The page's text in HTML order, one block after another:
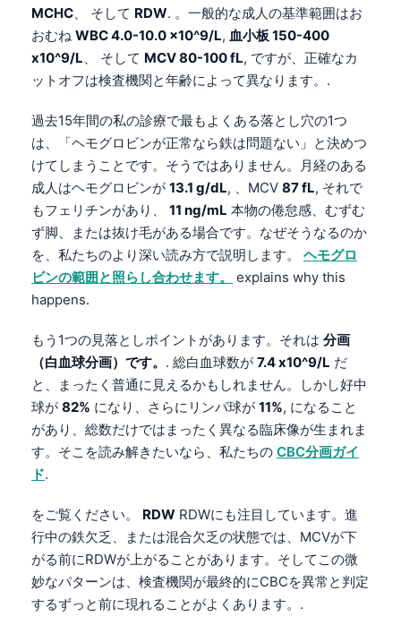
MCHC、 そして RDW. 。一般的な成人の基準範囲はお
おむね WBC 4.0-10.0 x10^9/L, 血小板 150-400
x10^9/L、 そして MCV 80-100 fL, ですが、正確なカ
ットオフは検査機関と年齢によって異なります。.
過去15年間の私の診療で最もよくある落とし穴の1つ
は、「ヘモグロビンが正常なら鉄は問題ない」と決めつ
けてしまうことです。そうではありません。月経のある
成人はヘモグロビンが 13.1 g/dL, 、MCV 87 fL, それで
もフェリチンがあり、 11 ng/mL 本物の倦怠感、むずむ
ず脚、または抜け毛がある場合です。なぜそうなるのか
を、私たちのより深い読み方で説明します。 ヘモグロ
ビンの範囲と照らし合わせます。
explains why this
happens.
もう1つの見落としポイントがあります。それは 分画
（白血球分画）です。 . 総白血球数が 7.4 x10^9/L だ
と、まったく普通に見えるかもしれません。しかし好中
球が 82% になり、さらにリンパ球が 11%, になること
があり、総数だけではまったく異なる臨床像が生まれま
す。そこを読み解きたいなら、私たちの CBC分画ガイ
ド.
をご覧ください。 RDW RDWにも注目しています。進
行中の鉄欠乏、または混合欠乏の状態では、MCVが下
がる前にRDWが上がることがあります。そしてこの微
妙なパターンは、検査機関が最終的にCBCを異常と判定
するずっと前に現れることがよくあります。.